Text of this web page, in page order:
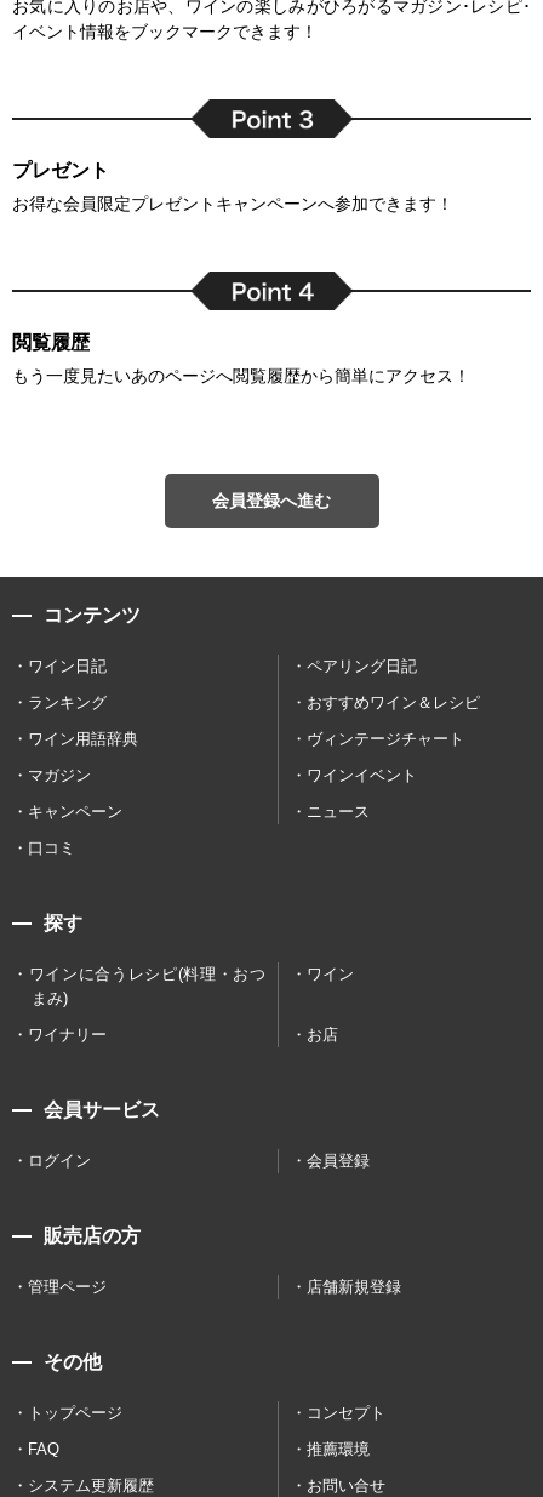
お気に入りのお店や、ワインの楽しみがひろがるマガジン･レシピ･
イベント情報をブックマークできます！
プレゼント
お得な会員限定プレゼントキャンペーンへ参加できます！
閲覧履歴
もう一度見たいあのページへ閲覧履歴から簡単にアクセス！
会員登録へ進む
コンテンツ
ワイン日記
ペアリング日記
ランキング
おすすめワイン＆レシピ
ワイン用語辞典
ヴィンテージチャート
マガジン
ワインイベント
キャンペーン
ニュース
口コミ
探す
ワインに合うレシピ(料理・おつ
まみ)
ワイン
ワイナリー お店
会員サービス
ログイン 会員登録
販売店の方
管理ページ 店舗新規登録
その他
トップページ
コンセプト
FAQ
推薦環境
システム更新履歴
お問い合せ